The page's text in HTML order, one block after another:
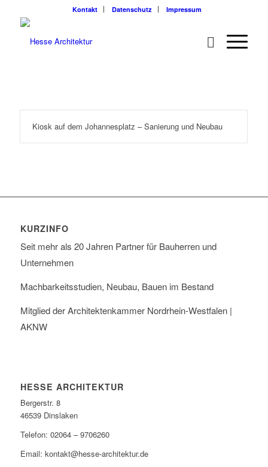
Kontakt Datenschutz Impressum
Kiosk auf dem Johannesplatz – Sanierung und Neubau
KURZINFO
Seit mehr als 20 Jahren Partner für Bauherren und
Unternehmen
Machbarkeitsstudien, Neubau, Bauen im Bestand
Mitglied der Architektenkammer Nordrhein-Westfalen |
AKNW
HESSE ARCHITEKTUR
Bergerstr. 8
46539 Dinslaken
Telefon: ‭02064 – 9706260‬
Email: kontakt@hesse-architektur.de